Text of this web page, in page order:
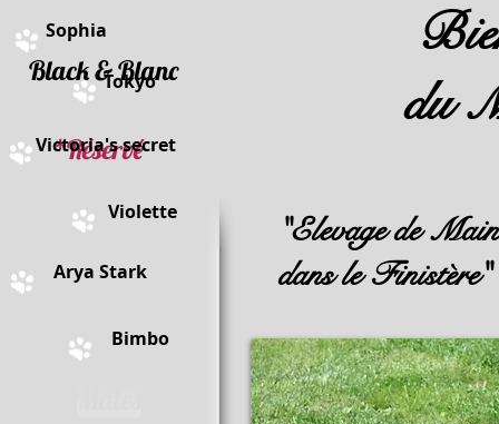
& Blanc
*Réservé
du
"Elevage de
dans le Finistère"
Sophia
Tokyo
Victoria's secret
Violette
Arya Stark
Bimbo